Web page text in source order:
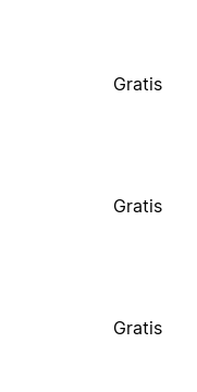
Gratis
Gratis
Gratis